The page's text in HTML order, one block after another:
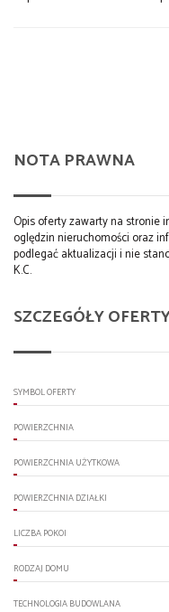
NOTA PRAWNA
Opis oferty zawarty na stronie
oględzin nieruchomości oraz
podlegać aktualizacji i nie
K.C.
SZCZEGÓŁY
SYMBOL OFERTY
POWIERZCHNIA
POWIERZCHNIA UŻYTKOWA
POWIERZCHNIA DZIAŁKI
LICZBA POKOI
RODZAJ DOMU
TECHNOLOGIA BUDOWLANA